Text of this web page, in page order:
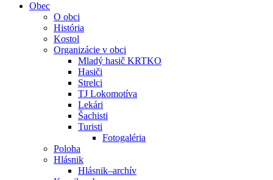
Obec
O obci
História
Kostol
Organizácie v obci
Mladý hasič KRTKO
Hasiči
Strelci
TJ Lokomotíva
Lekári
Šachisti
Turisti
Fotogaléria
Poloha
Hlásnik
Hlásnik–archív